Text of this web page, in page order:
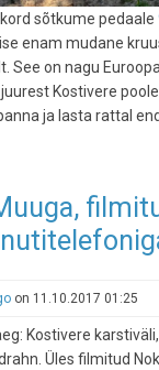
sõtkume pedaale
enam mudane
See on nagu
Kostivere
ja lasta rattal
on 11.10.2017 01:25
Kostivere
Üles filmitud